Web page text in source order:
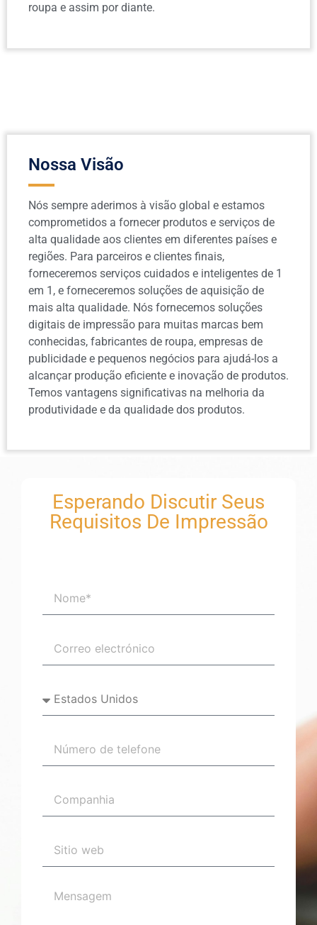
roupa e assim por diante.
Nossa Visão
Nós sempre aderimos à visão global e estamos
comprometidos a fornecer produtos e serviços de
alta qualidade aos clientes em diferentes países e
regiões. Para parceiros e clientes finais,
forneceremos serviços cuidados e inteligentes de 1
em 1, e forneceremos soluções de aquisição de
mais alta qualidade. Nós fornecemos soluções
digitais de impressão para muitas marcas bem
conhecidas, fabricantes de roupa, empresas de
publicidade e pequenos negócios para ajudá-los a
alcançar produção eficiente e inovação de produtos.
Temos vantagens significativas na melhoria da
produtividade e da qualidade dos produtos.
Esperando Discutir Seus
Requisitos De Impressão